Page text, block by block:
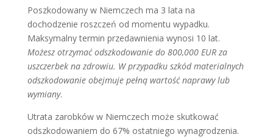
Poszkodowany w Niemczech ma 3 lata na
dochodzenie roszczeń od momentu wypadku.
Maksymalny termin przedawnienia wynosi 10 lat.
Możesz otrzymać odszkodowanie do 800,000 EUR za
uszczerbek na zdrowiu. W przypadku szkód materialnych
odszkodowanie obejmuje pełną wartość naprawy lub
wymiany.
Utrata zarobków w Niemczech może skutkować
odszkodowaniem do 67% ostatniego wynagrodzenia.